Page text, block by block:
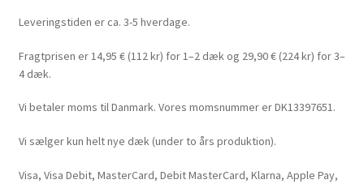
Leveringstiden er ca. 3-5 hverdage.
Fragtprisen er 14,95 € (112 kr) for 1–2 dæk og 29,90 € (224 kr) for 3–
4 dæk.
Vi betaler moms til Danmark. Vores momsnummer er DK13397651.
Vi sælger kun helt nye dæk (under to års produktion).
Visa, Visa Debit, MasterCard, Debit MasterCard, Klarna, Apple Pay,